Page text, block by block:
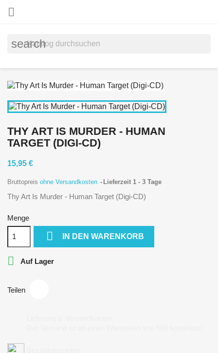

search
THY ART IS MURDER - HUMAN
TARGET (DIGI-CD)
15,95 €
Bruttopreis ohne Versandkosten Lieferzeit 1 - 3 Tage
Thy Art Is Murder - Human Target (Digi-CD)
Menge
 IN DEN WARENKORB
 Auf Lager
Teilen